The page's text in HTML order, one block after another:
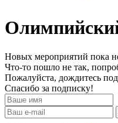
Новых мероприятий пока
Что-то пошло не так,
Пожалуйста, дождитесь
Спасибо за подписку!